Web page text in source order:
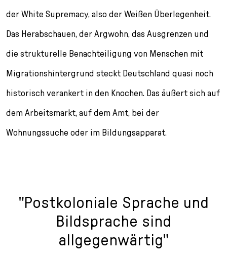
der White Supremacy, also der Weißen Überlegenheit.
Das Herabschauen, der Argwohn, das Ausgrenzen und
die strukturelle Benachteiligung von Menschen mit
Migrationshintergrund steckt Deutschland quasi noch
historisch verankert in den Knochen. Das äußert sich auf
dem Arbeitsmarkt, auf dem Amt, bei der
Wohnungssuche oder im Bildungsapparat.
"Postkoloniale Sprache und
Bildsprache sind
allgegenwärtig"